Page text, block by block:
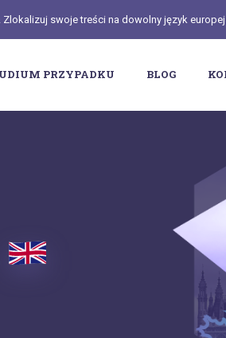
swoje treści na dowolny język
PRZYPADKU BLOG